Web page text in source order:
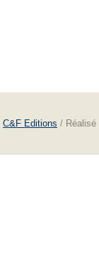
C&F Editions /